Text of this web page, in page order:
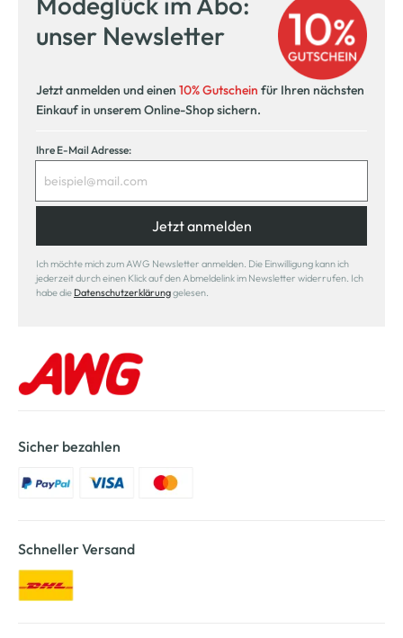
unser Newsletter
Jetzt anmelden und einen 10% Gutschein für Ihren nächsten
Einkauf in unserem Online-Shop sichern.
Ihre E-Mail Adresse:
Jetzt anmelden
Ich möchte mich zum AWG Newsletter anmelden. Die Einwilligung kann ich
jederzeit durch einen Klick auf den Abmeldelink im Newsletter widerrufen. Ich
habe die Datenschutzerklärunggelesen.
Sicher bezahlen
Schneller Versand